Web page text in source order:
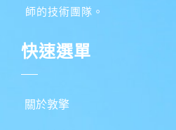
師的技術團隊。
快速選單
關於敦擎